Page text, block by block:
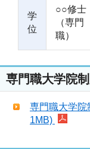
学
位
○○修士
（専門
職）
専門職大学院
専門職大学院
1MB)